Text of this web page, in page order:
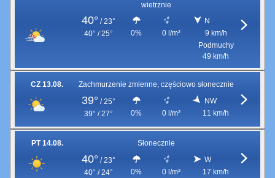
wietrznie
40° / 23°
40° / 25°
0% 0 l/m²
N
9 km/h
Podmuchy
49 km/h
CZ 13.08. Zachmurzenie zmienne, częściowo słonecznie
39° / 25°
39° / 27°
0% 0 l/m²
NW
11 km/h
PT 14.08. Słonecznie
40° / 23°
40° / 24°
0% 0 l/m²
W
17 km/h